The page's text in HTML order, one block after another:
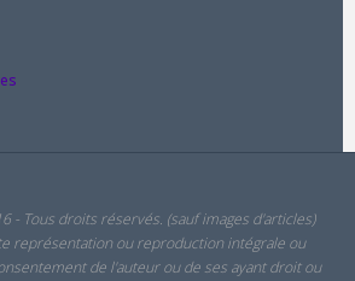
- Tous droits réservés. (sauf images d'articles)
représentation ou reproduction intégrale ou
de l'auteur ou de ses ayant droit ou